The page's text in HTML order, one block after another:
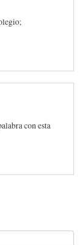
con esta